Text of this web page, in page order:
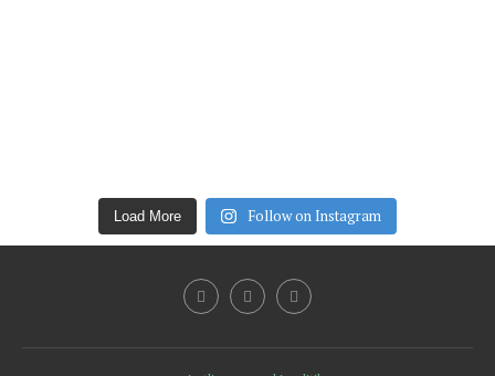
Load More Follow on Instagram